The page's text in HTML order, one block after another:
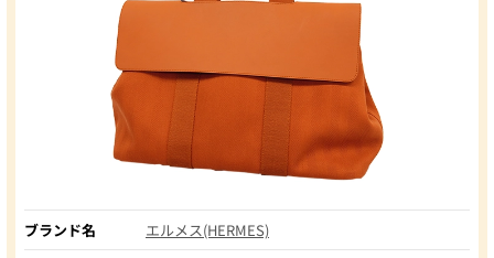
ブランド名
エルメス(HERMES)